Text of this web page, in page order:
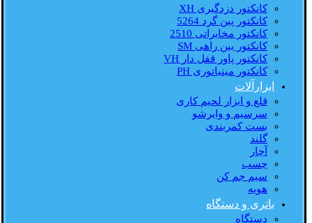
کانکتور دزدگیری XH
کانکتور پین گرد 5264
کانکتور مخابراتی 2510
کانکتور بین راهی SM
کانکتور پاور قفل دار VH
کانکتور مینیاتوری PH
ابزارآلات
قلع و ابزار لحیم کاری
سرسیم و وایرشو
بست کمربندی
گلند
آچار
چسب
سیم جم کن
هویه
باتری و دستگاه
دستگاه